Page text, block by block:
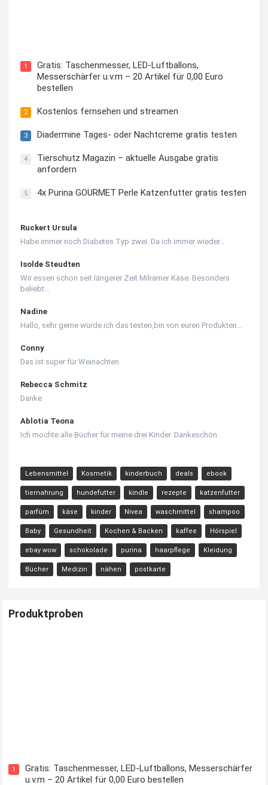
1
Gratis: Taschenmesser, LED-Luftballons,
Messerschärfer u.v.m – 20 Artikel für 0,00 Euro
bestellen
2 Kostenlos fernsehen und streamen
3 Diadermine Tages- oder Nachtcreme gratis testen
4
Tierschutz Magazin – aktuelle Ausgabe gratis
anfordern
5 4x Purina GOURMET Perle Katzenfutter gratis testen
Ruckert Ursula
Habe immer noch Diabetes Typ zwei. Da ich immer wieder…
Isolde Steudten
Wir essen schon seit längerer Zeit Milramer Käse. Besonders
beliebt…
Nadine
Hallo, sehr gerne würde ich das testen,bin von euren Produkten…
Conny
Das ist super für Weinachten
Rebecca Schmitz
Danke
Ablotia Teona
Ich mochte alle Bücher für meine drei Kinder. Dankeschön
Lebensmittel Kosmetik kinderbuch deals ebook
tiernahrung hundefutter kindle rezepte katzenfutter
parfüm käse kinder Nivea waschmittel shampoo
Baby Gesundheit Kochen & Backen kaffee Hörspiel
ebay wow schokolade purina haarpflege Kleidung
Bücher Medizin nähen postkarte
Produktproben
1
Gratis: Taschenmesser, LED-Luftballons, Messerschärfer
u.v.m – 20 Artikel für 0,00 Euro bestellen